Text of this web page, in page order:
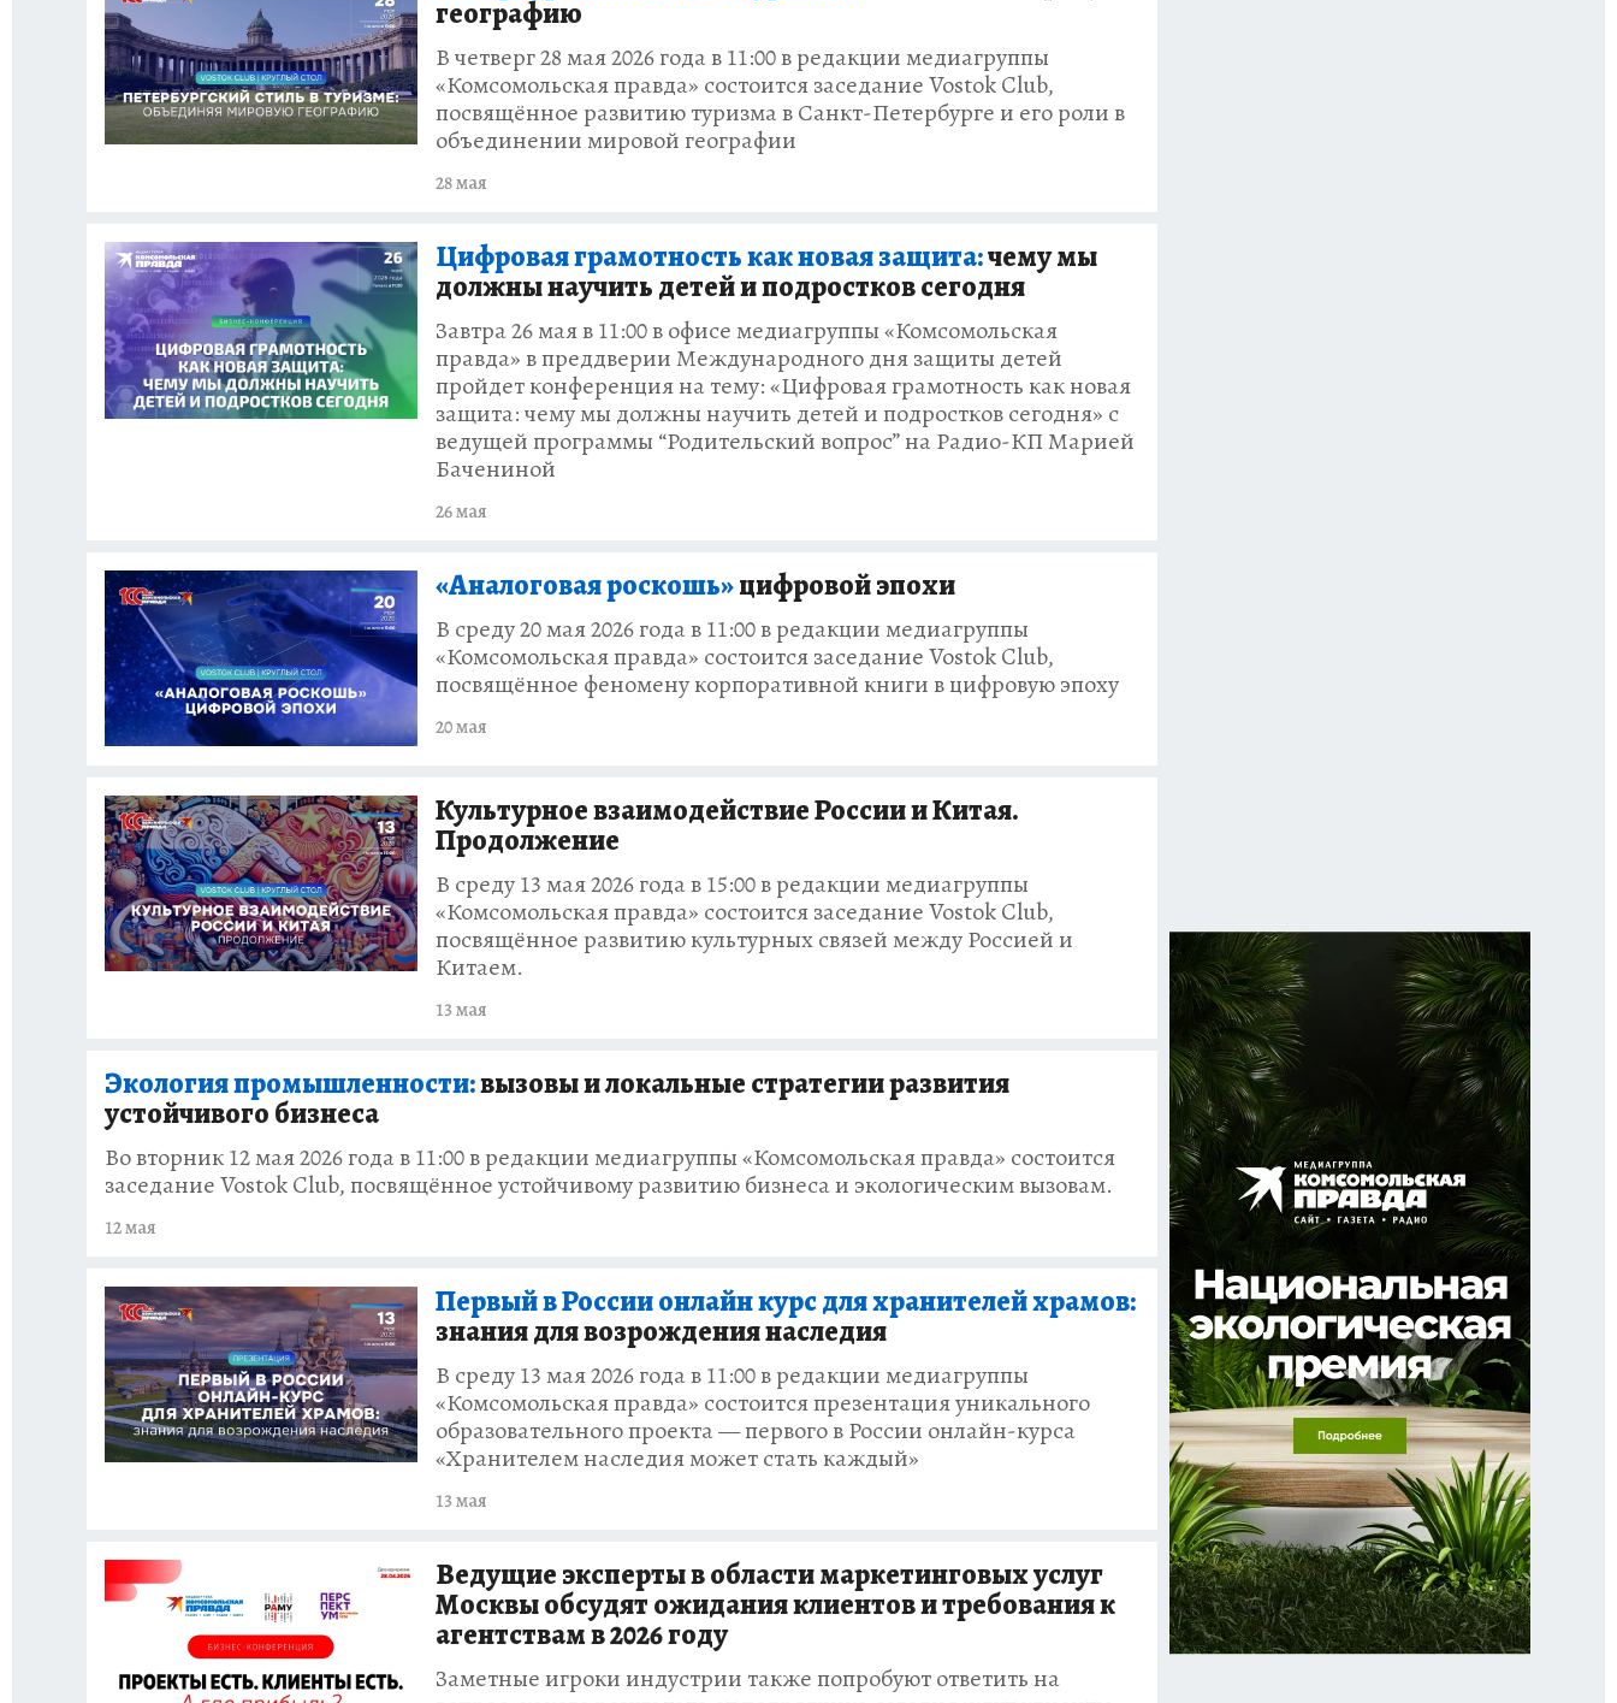
географию
В четверг 28 мая 2026 года в 11:00 в редакции медиагруппы
«Комсомольская правда» состоится заседание Vostok Club,
посвящённое развитию туризма в Санкт-Петербурге и его роли в
объединении мировой географии
28 мая
Цифровая грамотность как новая защита:чему мы
должны научить детей и подростков сегодня
Завтра 26 мая в 11:00 в офисе медиагруппы «Комсомольская
правда» в преддверии Международного дня защиты детей
пройдет конференция на тему: «Цифровая грамотность как новая
защита: чему мы должны научить детей и подростков сегодня» с
ведущей программы “Родительский вопрос” на Радио-КП Марией
Бачениной
26 мая
«Аналоговая роскошь»цифровой эпохи
В среду 20 мая 2026 года в 11:00 в редакции медиагруппы
«Комсомольская правда» состоится заседание Vostok Club,
посвящённое феномену корпоративной книги в цифровую эпоху
20 мая
Культурное взаимодействие России и Китая.
Продолжение
В среду 13 мая 2026 года в 15:00 в редакции медиагруппы
«Комсомольская правда» состоится заседание Vostok Club,
посвящённое развитию культурных связей между Россией и
Китаем.
13 мая
Экология промышленности:вызовы и локальные стратегии развития
устойчивого бизнеса
Во вторник 12 мая 2026 года в 11:00 в редакции медиагруппы «Комсомольская правда» состоится
заседание Vostok Club, посвящённое устойчивому развитию бизнеса и экологическим вызовам.
12 мая
Первый в России онлайн курс для хранителей храмов:
знания для возрождения наследия
В среду 13 мая 2026 года в 11:00 в редакции медиагруппы
«Комсомольская правда» состоится презентация уникального
образовательного проекта — первого в России онлайн-курса
«Хранителем наследия может стать каждый»
13 мая
Ведущие эксперты в области маркетинговых услуг
Москвы обсудят ожидания клиентов и требования к
агентствам в 2026 году
Заметные игроки индустрии также попробуют ответить на